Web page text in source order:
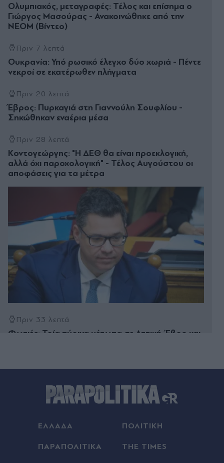
Ολυμπιακός, μεταγραφές: Τέλος και επίσημα ο
Γιώργος Μασούρας - Ανακοινώθηκε από την
ΝΕΟΜ (Βίντεο)
Πριν 7 λεπτά
Ουκρανία: Υπό ρωσικό έλεγχο δύο χωριά - Πέντε
νεκροί σε εκατέρωθεν πλήγματα
Πριν 20 λεπτά
Έβρος: Πυρκαγιά στη Γιαννούλη Σουφλίου -
Σηκώθηκαν εναέρια μέσα
Πριν 28 λεπτά
Κοντογεώργης: "Η ΔΕΘ θα είναι προεκλογική,
αλλά όχι παροχολογική" - Τέλος Αυγούστου οι
αποφάσεις για τα μέτρα
Πριν 33 λεπτά
Φωτιές: Τρία πύρινα μέτωπα σε Αττική, Έβρο και
Πριν 36 λεπτά
Παναθηναϊκός: Ατομικό πρόγραμμα για τον
ΕΛΛΑΔΑ ΠΟΛΙΤΙΚΗ
ΠΑΡΑΠΟΛΙΤΙΚΑ THE TIMES